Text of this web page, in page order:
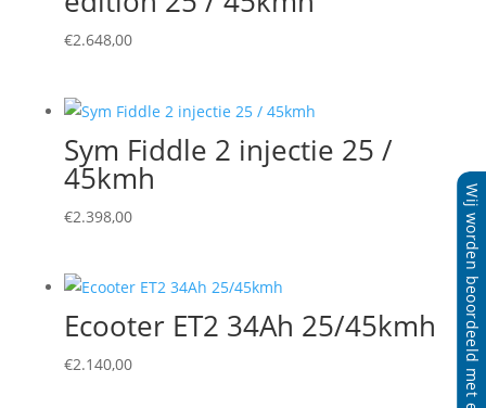
€2.648,00
Sym Fiddle 2 injectie 25 /
45kmh
€2.398,00
Ecooter ET2 34Ah 25/45kmh
€2.140,00